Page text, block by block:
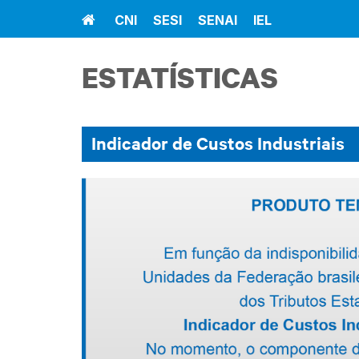
Home CNI SESI SENAI IEL
ESTATÍSTICAS
Indicador de Custos Industriais